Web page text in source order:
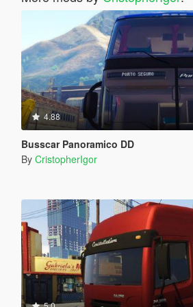
4.88
Busscar Panoramico DD
By CristopherIgor